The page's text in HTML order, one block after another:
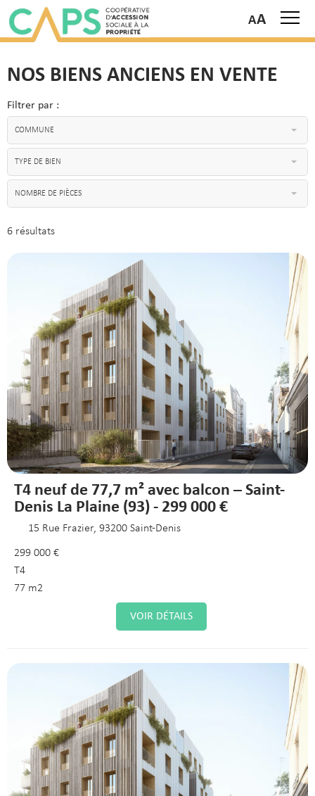
NOS BIENS ANCIENS EN VENTE
Filtrer par :
COMMUNE
TYPE DE BIEN
NOMBRE DE PIÈCES
6 résultats
T4 neuf de 77,7 m² avec balcon – Saint-
Denis La Plaine (93) - 299 000 €
15 Rue Frazier, 93200 Saint-Denis
299 000 €
T4
77 m2
VOIR DÉTAILS
A